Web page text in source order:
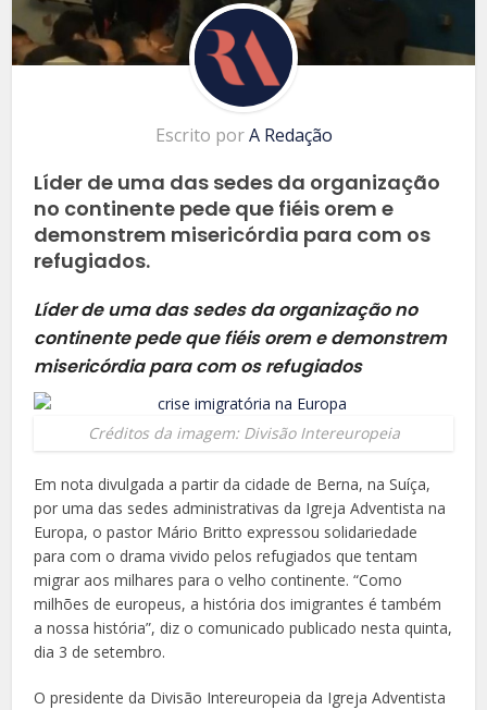
Escrito porA Redação
Líder de uma das sedes da organização
no continente pede que fiéis orem e
demonstrem misericórdia para com os
refugiados.
Líder de uma das sedes da organização no
continente pede que fiéis orem e demonstrem
misericórdia para com os refugiados
Créditos da imagem: Divisão Intereuropeia
Em nota divulgada a partir da cidade de Berna, na Suíça,
por uma das sedes administrativas da Igreja Adventista na
Europa, o pastor Mário Britto expressou solidariedade
para com o drama vivido pelos refugiados que tentam
migrar aos milhares para o velho continente. “Como
milhões de europeus, a história dos imigrantes é também
a nossa história”, diz o comunicado publicado nesta quinta,
dia 3 de setembro.
O presidente da Divisão Intereuropeia da Igreja Adventista